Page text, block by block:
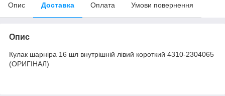
Опис Доставка Оплата Умови повернення
Опис
Кулак шарніра 16 шл внутрішній лівий короткий 4310-2304065
(ОРИГІНАЛ)